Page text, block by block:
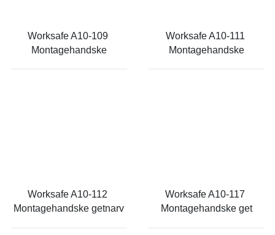
Worksafe A10-109
Montagehandske
Worksafe A10-111
Montagehandske
Worksafe A10-112
Montagehandske getnarv
Worksafe A10-117
Montagehandske get